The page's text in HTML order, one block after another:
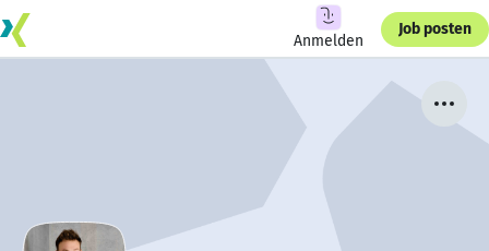
Anmelden
Job posten